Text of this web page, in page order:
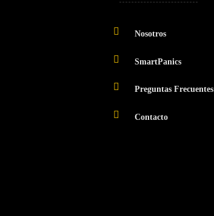
Nosotros
SmartPanics
Preguntas Frecuentes
Contacto